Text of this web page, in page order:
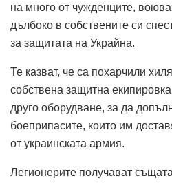
на много от чужденците,
дълбоко в собствените си
за защитата на Украйна.
Те казват, че са похарчили
собствена защитна
друго оборудване, за да
боеприпасите, които им
от украинската армия.
Легионерите получават